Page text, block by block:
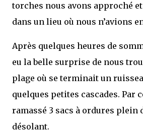
torches nous avons approché
dans un lieu où nous n’avions
Après quelques heures de
eu la belle surprise de nous
plage où se terminait un
quelques petites cascades. Par
ramassé 3 sacs à ordures plein
désolant.